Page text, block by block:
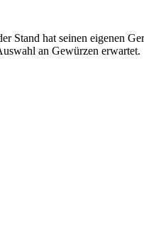
Stand hat seinen eigenen
an Gewürzen erwartet.